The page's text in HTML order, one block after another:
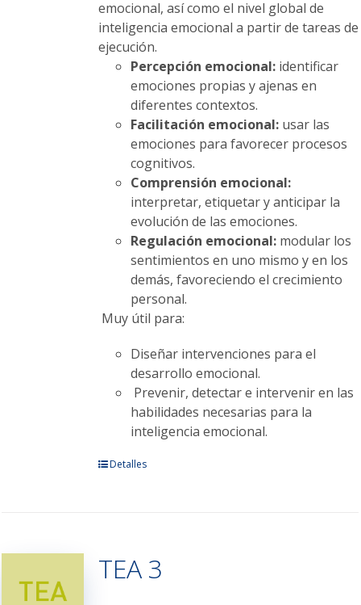
emocional, así como el nivel global de
inteligencia emocional a partir de tareas de
ejecución.
Percepción emocional:identificar
emociones propias y ajenas en
diferentes contextos.
Facilitación emocional:usar las
emociones para favorecer procesos
cognitivos.
Comprensión emocional:
interpretar, etiquetar y anticipar la
evolución de las emociones.
Regulación emocional:modular los
sentimientos en uno mismo y en los
demás, favoreciendo el crecimiento
personal.
Muy útil para:
Diseñar intervenciones para el
desarrollo emocional.
Prevenir, detectar e intervenir en las
habilidades necesarias para la
inteligencia emocional.
Este
Las
opciones
Detalles
TEA 3